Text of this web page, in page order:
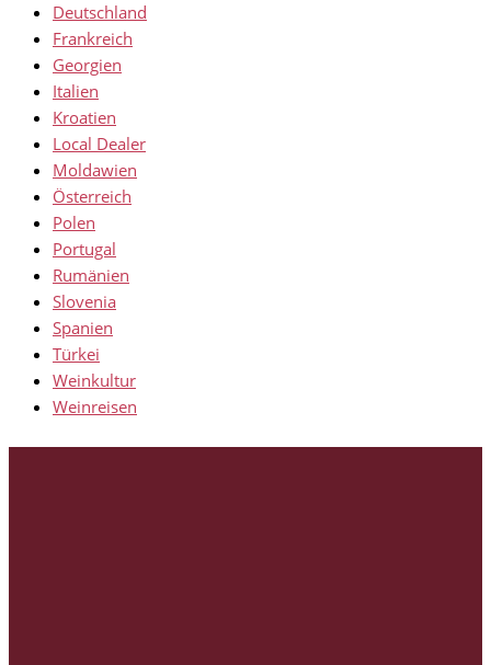
Deutschland
Frankreich
Georgien
Italien
Kroatien
Local Dealer
Moldawien
Österreich
Polen
Portugal
Rumänien
Slovenia
Spanien
Türkei
Weinkultur
Weinreisen